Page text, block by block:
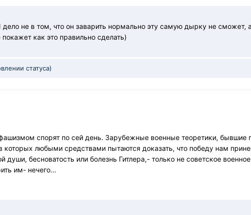
не в том, что он заварить нормально эту самую дырку не сможет,
как это правильно сделать)
статуса)
спорят по сей день. Зарубежные военные теоретики, бывшие
любыми средствами пытаются доказать, что победу нам
души, бесноватость или болезнь Гитлера,- только не советское
им- нечего...